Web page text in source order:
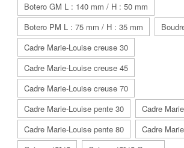
Botero GM L : 140 mm / H : 50 mm
Botero PM L : 75 mm / H : 35 mm
Cadre Marie-Louise creuse 30
Cadre Marie-Louise creuse 45
Cadre Marie-Louise creuse 70
Cadre Marie-Louise pente 30
Cadre
Cadre Marie-Louise pente 80
Cadre